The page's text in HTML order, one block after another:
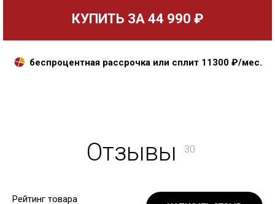
КУПИТЬ ЗА 44 990 ₽
беспроцентная рассрочка или сплит 11300₽/мес.
Отзывы 30
Рейтинг товара